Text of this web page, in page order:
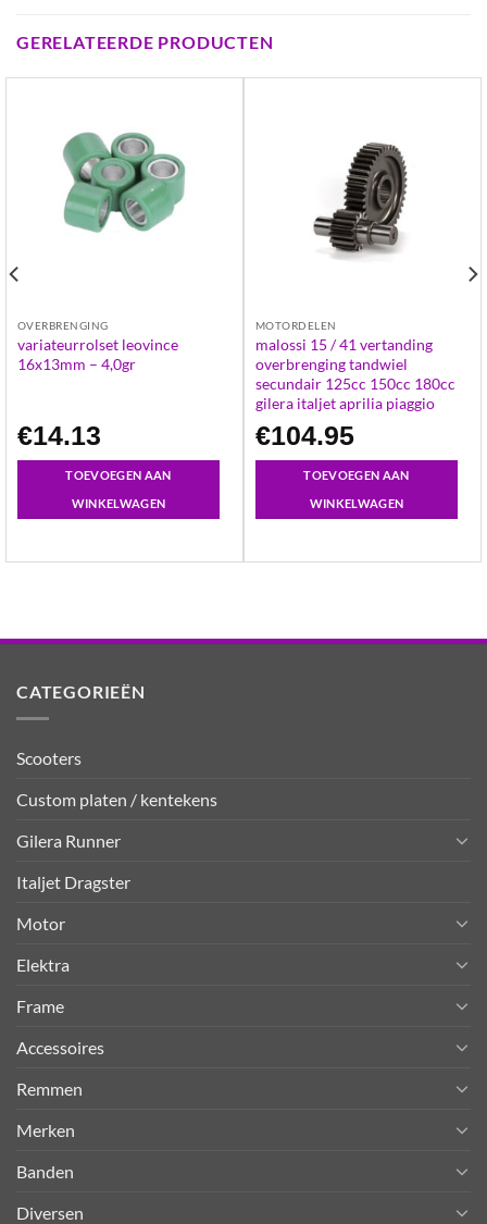
GERELATEERDE PRODUCTEN
OVERBRENGING
variateurrolset leovince
16x13mm – 4,0gr
€14.13
TOEVOEGEN AAN
WINKELWAGEN
MOTORDELEN
malossi 15 / 41 vertanding
overbrenging tandwiel
secundair 125cc 150cc 180cc
gilera italjet aprilia piaggio
€104.95
TOEVOEGEN AAN
WINKELWAGEN
CATEGORIEËN
Scooters
Custom platen / kentekens
Gilera Runner
Italjet Dragster
Motor
Elektra
Frame
Accessoires
Remmen
Merken
Banden
Diversen